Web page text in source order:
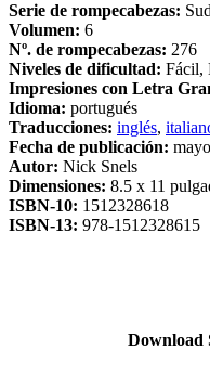
Serie de rompecabezas:
Volumen: 6
Nº. de rompecabezas: 276
Niveles de dificultad: Fácil,
Impresiones con Letra
Idioma: portugués
Traducciones: inglés,
Fecha de publicación:
Autor: Nick Snels
Dimensiones: 8.5 x 11
ISBN-10: 1512328618
ISBN-13: 978-1512328615
Download